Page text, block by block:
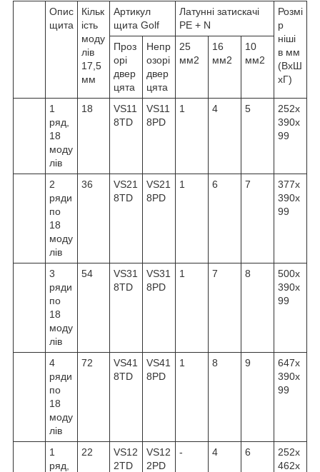
Опис
щита
Кільк
ість
моду
лів
17,5
мм
Артикул
щита Golf
Латунні затискачі
PE + N
Розмі
р
ніші
в мм
(ВхШ
хГ)
Проз
орі
двер
цята
Непр
озорі
двер
цята
25
мм2
16
мм2
10
мм2
1
ряд,
18
моду
лів
18
VS11
8TD
VS11
8PD
1 4 5
252x
390x
99
2
ряди
по
18
моду
лів
36
VS21
8TD
VS21
8PD
1 6 7
377x
390x
99
3
ряди
по
18
моду
лів
54
VS31
8TD
VS31
8PD
1 7 8
500x
390x
99
4
ряди
по
18
моду
лів
72
VS41
8TD
VS41
8PD
1 8 9
647x
390x
99
1
ряд,
22
VS12
2TD
VS12
2PD
- 4 6
252x
462x